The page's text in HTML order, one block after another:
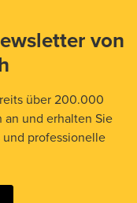
von
über 200.000
an und erhalten Sie
und professionelle